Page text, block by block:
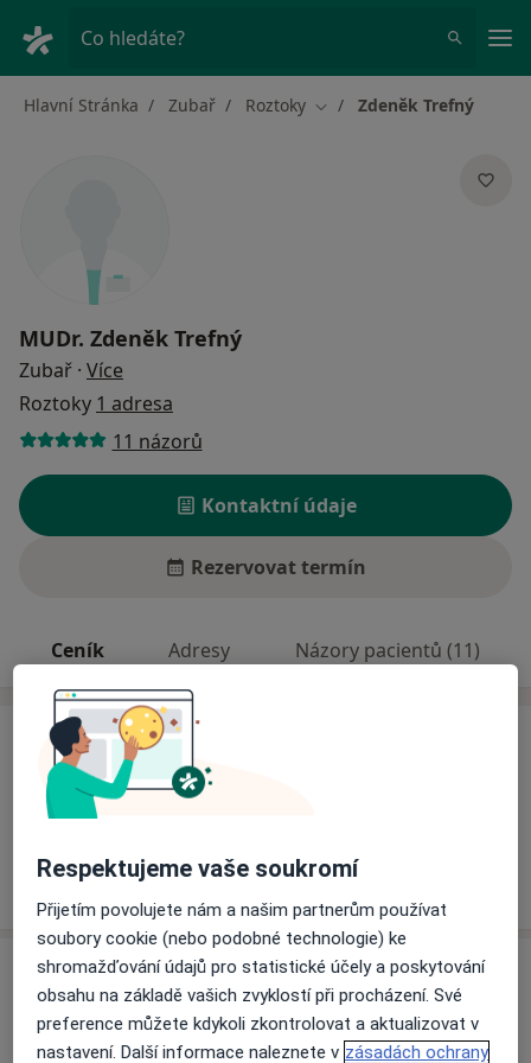
Co hledáte?
Hlavní Stránka Zubař Roztoky Změna města
Zdeněk Trefný
MUDr. Zdeněk Trefný
Zubař · Více
Roztoky 1 adresa
11 názorů
Kontaktní údaje
Rezervovat termín
Ceník Adresy Názory pacientů (11)
Ceník
Informace o službách a cenách nejsou k dispozici
Tento specialista ještě nepřidával žádné informace o
Adresa
Soukromá stomatologická ordinace
Jiráskova 629, Roztoky25263
Respektujeme vaše soukromí
Přijetím povolujete nám a našim partnerům používat
soubory cookie (nebo podobné technologie) ke
shromažďování údajů pro statistické účely a poskytování
obsahu na základě vašich zvyklostí při procházení. Své
preference můžete kdykoli zkontrolovat a aktualizovat v
nastavení. Další informace naleznete v zásadách ochrany